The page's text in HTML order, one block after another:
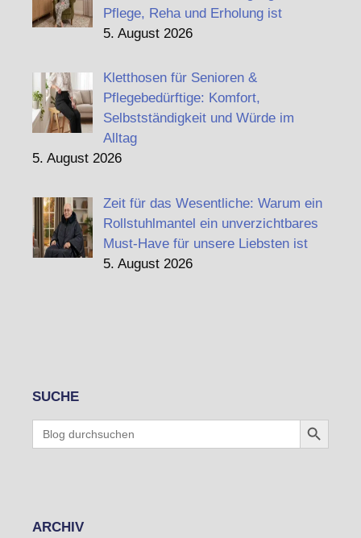
Pflege, Reha und Erholung ist
5. August 2026
Kletthosen für Senioren &
Pflegebedürftige: Komfort,
Selbstständigkeit und Würde im
Alltag
5. August 2026
Zeit für das Wesentliche: Warum ein
Rollstuhlmantel ein unverzichtbares
Must-Have für unsere Liebsten ist
5. August 2026
SUCHE
for:
Search Button
ARCHIV